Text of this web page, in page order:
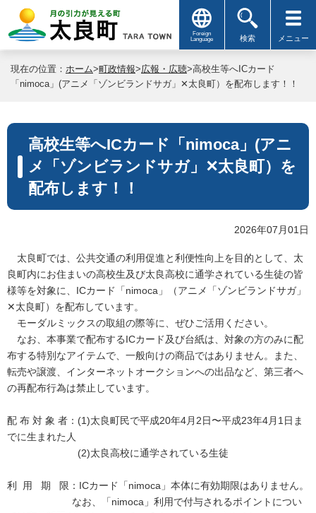
Foreign
Language
検索 メニュー
現在の位置： ホーム>町政情報>広報・広聴>高校生等へICカード
「nimoca」(アニメ「ゾンビランドサガ」✕太良町）を配布します！！
高校生等へICカード「nimoca」(アニ
メ「ゾンビランドサガ」✕太良町）を
配布します！！
2026年07月01日
太良町では、公共交通の利用促進と利便性向上を目的として、太
良町内にお住まいの高校生及び太良高校に通学されている生徒の皆
様等を対象に、ICカード「nimoca」（アニメ「ゾンビランドサガ」
✕太良町）を配布しています。
モーダルミックスの取組の際等に、ぜひご活用ください。
なお、本事業で配布するICカード及び台紙は、対象の方のみに配
布する特別なアイテムで、一般向けの商品ではありません。また、
転売や譲渡、インターネットオークションへの出品など、第三者へ
の再配布行為は禁止しています。
配 布 対 象 者：(1)太良町民で平成20年4月2日〜平成23年4月1日ま
でに生まれた人
(2)太良高校に通学されている生徒
利 用 期 限：ICカード「nimoca」本体に有効期限はありません。
なお、「nimoca」利用で付与されるポイントについ